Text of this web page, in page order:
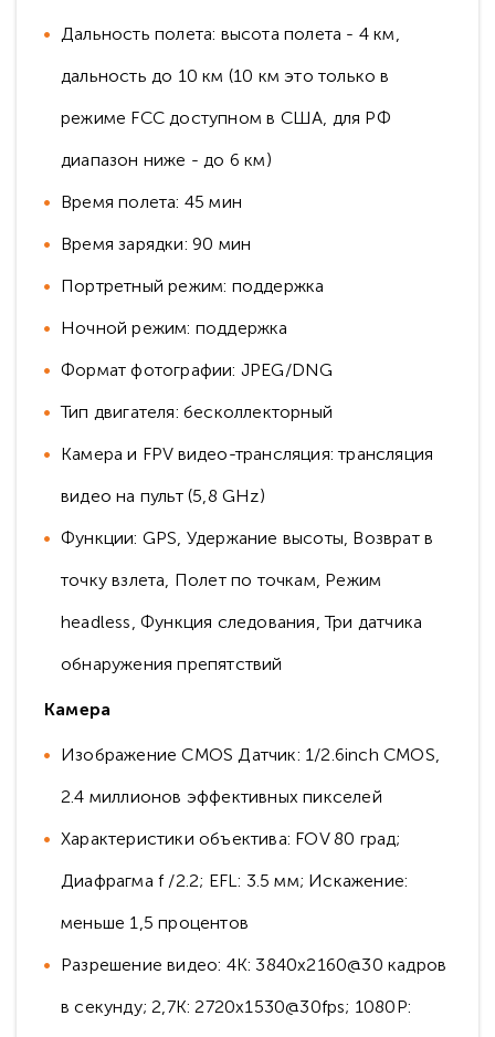
Дальность полета: высота полета - 4 км,
дальность до 10 км (10 км это только в
режиме FCC доступном в США, для РФ
диапазон ниже - до 6 км)
Время полета: 45 мин
Время зарядки: 90 мин
Портретный режим: поддержка
Ночной режим: поддержка
Формат фотографии: JPEG/DNG
Тип двигателя: бесколлекторный
Камера и FPV видео-трансляция: трансляция
видео на пульт (5,8 GHz)
Функции: GPS, Удержание высоты, Возврат в
точку взлета, Полет по точкам, Режим
headless, Функция следования, Три датчика
обнаружения препятствий
Камера
Изображение CMOS Датчик: 1/2.6inch CMOS,
2.4 миллионов эффективных пикселей
Характеристики объектива: FOV 80 град;
Диафрагма f /2.2; EFL: 3.5 мм; Искажение:
меньше 1,5 процентов
Разрешение видео: 4К: 3840x2160@30 кадров
в секунду; 2,7К: 2720x1530@30fps; 1080P: